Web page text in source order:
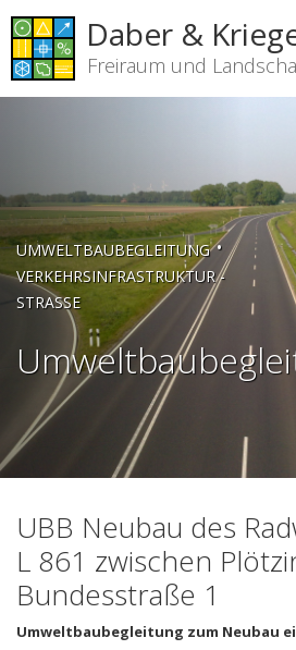
Daber &
Freiraum und
UMWELTBAUBEGLEITUNG•
VERKEHRSINFRASTRUKTUR -
STRASSE
UBB Neubau des
L 861 zwischen
Bundesstraße 1
Umweltbaubegleitung zum Neubau